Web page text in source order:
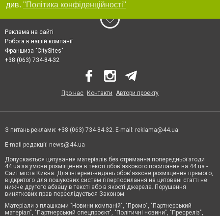
див. "Політика конфіденційності"
Реклама на сайті
Робота в нашій компанії
Франшиза "CitySites"
+38 (063) 734-84-32
Про нас Контакти Автори проєкту
З питань реклами: +38 (063) 734-84-32. E-mail: reklama@44.ua
E-mail редакції: news@44.ua
Допускається цитування матеріалів без отримання попередньої згоди
44.ua за умови розміщення в тексті обов'язкового посилання на 44.ua -
Сайт міста Києва. Для інтернет-видань обов'язкове розміщення прямого,
відкритого для пошукових систем гіперпосилання на цитовані статті не
нижче другого абзацу в тексті або в якості джерела. Порушення
виняткових прав переслідується Законом.
Матеріали з плашками "Новини компаній", "Промо", "Партнерський
матеріал", "Партнерський спецпроєкт", "Політичні новини", "Пресреліз",